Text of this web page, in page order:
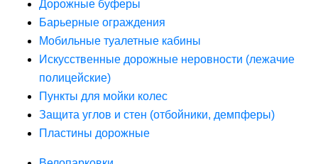
Дорожные буферы
Барьерные ограждения
Мобильные туалетные кабины
Искусственные дорожные неровности (лежачие
полицейские)
Пункты для мойки колес
Защита углов и стен (отбойники, демпферы)
Пластины дорожные